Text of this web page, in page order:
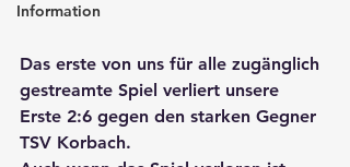
Information
Das erste von uns für alle zugänglich
gestreamte Spiel verliert unsere
Erste 2:6 gegen den starken Gegner
TSV Korbach.